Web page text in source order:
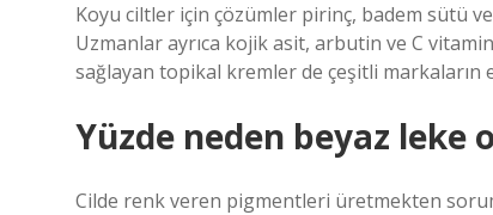
Koyu ciltler için çözümler pirinç, badem sütü
Uzmanlar ayrıca kojik asit, arbutin ve C
sağlayan topikal kremler de çeşitli markaların
Yüzde neden beyaz leke
Cilde renk veren pigmentleri üretmekten